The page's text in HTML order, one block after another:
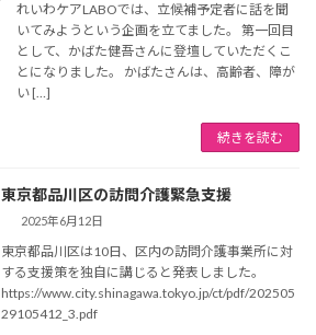
れいわケアLABOでは、立候補予定者に話を聞
いてみようという企画を立てました。 第一回目
として、かばた健吾さんに登壇していただくこ
とになりました。 かばたさんは、高齢者、障が
い […]
続きを読む
東京都品川区の訪問介護緊急支援
2025年6月12日
東京都品川区は10日、区内の訪問介護事業所に対
する支援策を独自に講じると発表しました。
https://www.city.shinagawa.tokyo.jp/ct/pdf/202505
29105412_3.pdf